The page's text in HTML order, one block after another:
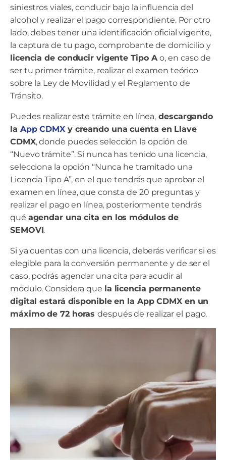
siniestros viales, conducir bajo la influencia del
alcohol y realizar el pago correspondiente. Por otro
lado, debes tener una identificación oficial vigente,
la captura de tu pago, comprobante de domicilio y
licencia de conducir vigente Tipo Ao, en caso de
ser tu primer trámite, realizar el examen teórico
sobre la Ley de Movilidad y el Reglamento de
Tránsito.
Puedes realizar este trámite en línea, descargando
la App CDMXy creando una cuenta en Llave
CDMX, donde puedes selección la opción de
“Nuevo trámite”. Si nunca has tenido una licencia,
selecciona la opción “Nunca he tramitado una
Licencia Tipo A”, en el que tendrás que aprobar el
examen en línea, que consta de 20 preguntas y
realizar el pago en línea, posteriormente tendrás
qué agendar una cita en los módulos de
SEMOVI.
Si ya cuentas con una licencia, deberás verificar si es
elegible para la conversión permanente y de ser el
caso, podrás agendar una cita para acudir al
módulo. Considera que la licencia permanente
digital estará disponible en la App CDMX en un
máximo de 72 horasdespués de realizar el pago.